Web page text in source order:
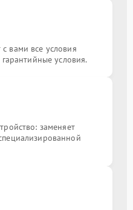
от 1500.00 ₽
вами все условия
условия.
заменяет